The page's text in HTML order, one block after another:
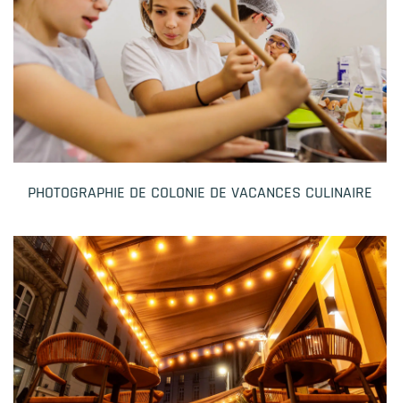
PHOTOGRAPHIE DE COLONIE DE VACANCES CULINAIRE